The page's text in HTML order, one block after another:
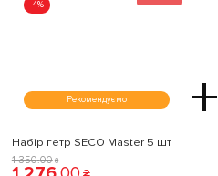
Рекомендуємо
-4%
+
Набір гетр SECO Master 5 шт
1 350.00 ₴